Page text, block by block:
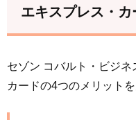
エキスプレス・カ
セゾン コバルト・ビジネ
カードの4つのメリット